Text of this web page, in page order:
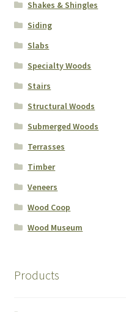
Products
Quote
Soumission
Wishlist
Wood Coop
Wood Museum
Shakes & Shingles
Siding
Slabs
Specialty Woods
Stairs
Structural Woods
Submerged Woods
Terrasses
Timber
Veneers
Wood Coop
Wood Museum
Products